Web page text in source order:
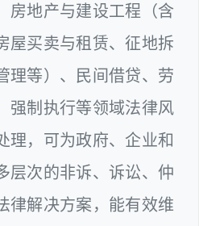
房地产与建设工程（含
屋买卖与租赁、征地拆
理等）、民间借贷、劳
强制执行等领域法律风
理，可为政府、企业和
层次的非诉、诉讼、仲
律解决方案，能有效维